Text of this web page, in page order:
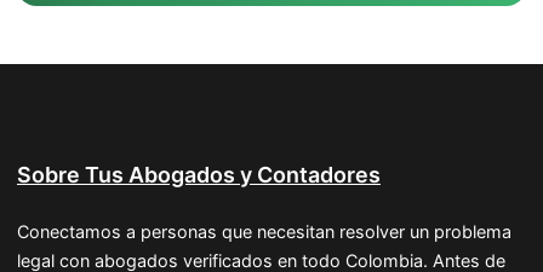
Sobre Tus Abogados y Contadores
Conectamos a personas que necesitan resolver un problema
legal con abogados verificados en todo Colombia. Antes de